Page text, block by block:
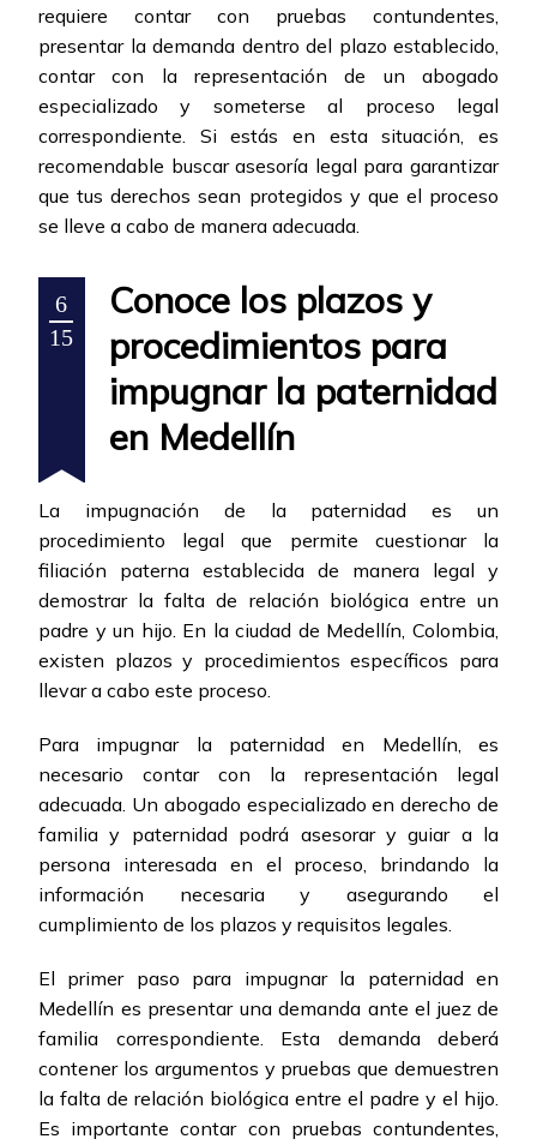
requiere contar con pruebas contundentes,
presentar la demanda dentro del plazo establecido,
contar con la representación de un abogado
especializado y someterse al proceso legal
correspondiente. Si estás en esta situación, es
recomendable buscar asesoría legal para garantizar
que tus derechos sean protegidos y que el proceso
se lleve a cabo de manera adecuada.
6
15
Conoce los plazos y
procedimientos para
impugnar la paternidad
en Medellín
La impugnación de la paternidad es un
procedimiento legal que permite cuestionar la
filiación paterna establecida de manera legal y
demostrar la falta de relación biológica entre un
padre y un hijo. En la ciudad de Medellín, Colombia,
existen plazos y procedimientos específicos para
llevar a cabo este proceso.
Para impugnar la paternidad en Medellín, es
necesario contar con la representación legal
adecuada. Un abogado especializado en derecho de
familia y paternidad podrá asesorar y guiar a la
persona interesada en el proceso, brindando la
información necesaria y asegurando el
cumplimiento de los plazos y requisitos legales.
El primer paso para impugnar la paternidad en
Medellín es presentar una demanda ante el juez de
familia correspondiente. Esta demanda deberá
contener los argumentos y pruebas que demuestren
la falta de relación biológica entre el padre y el hijo.
Es importante contar con pruebas contundentes,